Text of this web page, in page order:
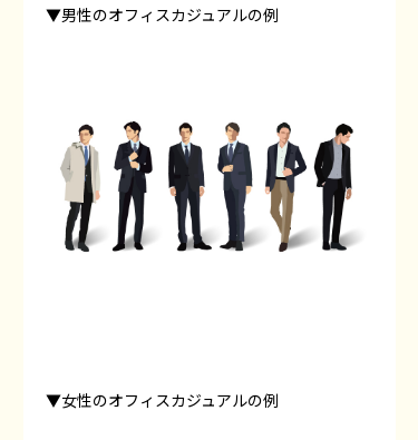
▼男性のオフィスカジュアルの例
▼女性のオフィスカジュアルの例